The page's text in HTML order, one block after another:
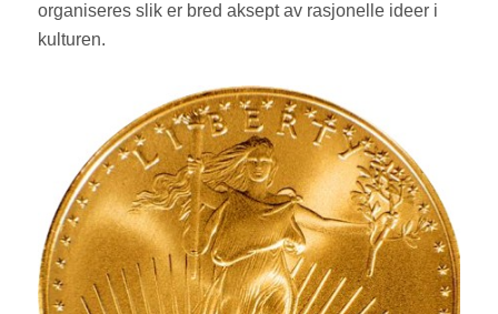
organiseres slik er bred aksept av rasjonelle ideer i
kulturen.